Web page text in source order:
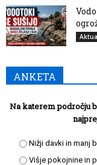
ANKETA
Na katerem področju
Nižji davki in manj
Višje pokojnine in